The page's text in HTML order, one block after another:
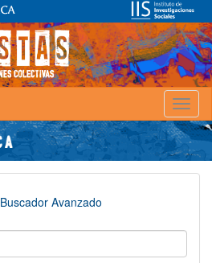
Buscador Avanzado